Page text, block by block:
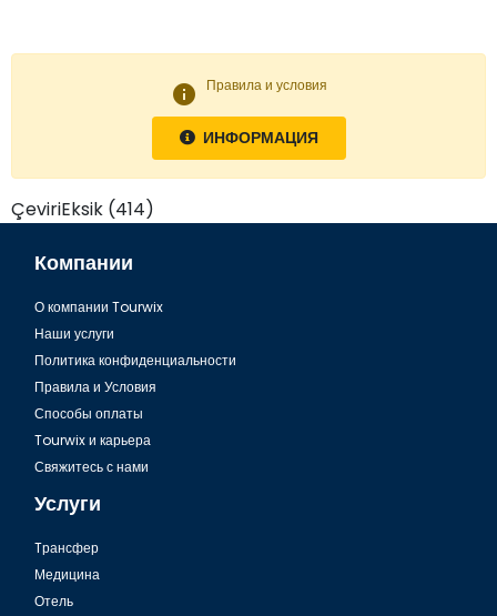
info Правила и условия
ИНФОРМАЦИЯ
ÇeviriEksik (414)
Компании
О компании Tourwix
Наши услуги
Политика конфиденциальности
Правила и Условия
Способы оплаты
Tourwix и карьера
Свяжитесь с нами
Услуги
Tрансфер
Медицина
Отель